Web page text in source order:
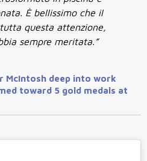
È bellissimo che il
questa attenzione,
sempre meritata.”
McIntosh deep into work
toward 5 gold medals at